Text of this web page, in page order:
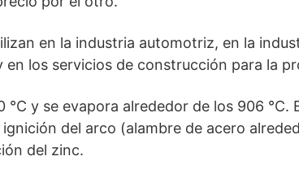
en la industria automotriz, en la
los servicios de construcción para la
y se evapora alrededor de los 906
del arco (alambre de acero
del zinc.